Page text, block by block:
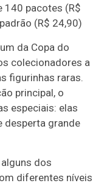
140 pacotes (R$
(R$ 24,90)
da Copa do
colecionadores a
figurinhas raras.
principal, o
especiais: elas
desperta grande
dos
diferentes níveis